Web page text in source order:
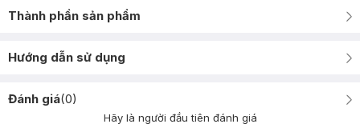
Thành phần sản phẩm
Hướng dẫn sử dụng
Đánh giá(0)
Hãy là người đầu tiên đánh giá